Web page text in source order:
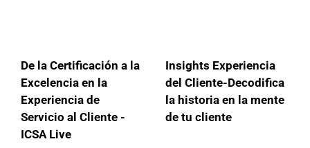
De la Certificación a la
Excelencia en la
Experiencia de
Servicio al Cliente -
ICSA Live
Insights Experiencia
del Cliente-Decodifica
la historia en la mente
de tu cliente